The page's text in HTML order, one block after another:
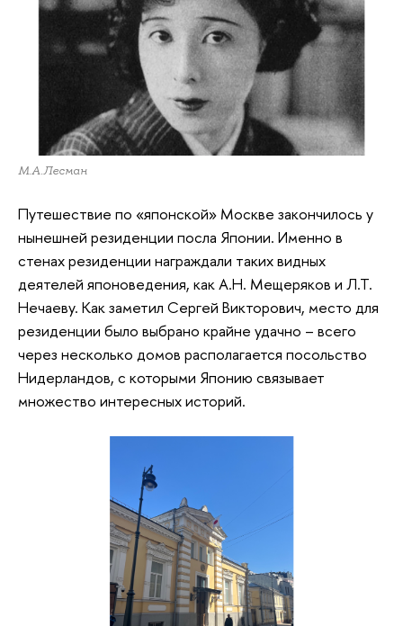
М.А.Лесман
Путешествие по «японской» Москве закончилось у
нынешней резиденции посла Японии. Именно в
стенах резиденции награждали таких видных
деятелей японоведения, как А.Н. Мещеряков и Л.Т.
Нечаеву. Как заметил Сергей Викторович, место для
резиденции было выбрано крайне удачно – всего
через несколько домов располагается посольство
Нидерландов, с которыми Японию связывает
множество интересных историй.